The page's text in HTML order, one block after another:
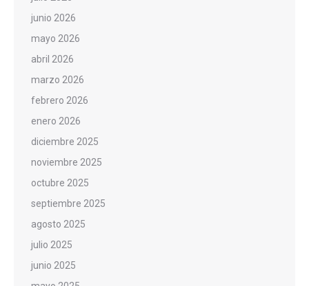
junio 2026
mayo 2026
abril 2026
marzo 2026
febrero 2026
enero 2026
diciembre 2025
noviembre 2025
octubre 2025
septiembre 2025
agosto 2025
julio 2025
junio 2025